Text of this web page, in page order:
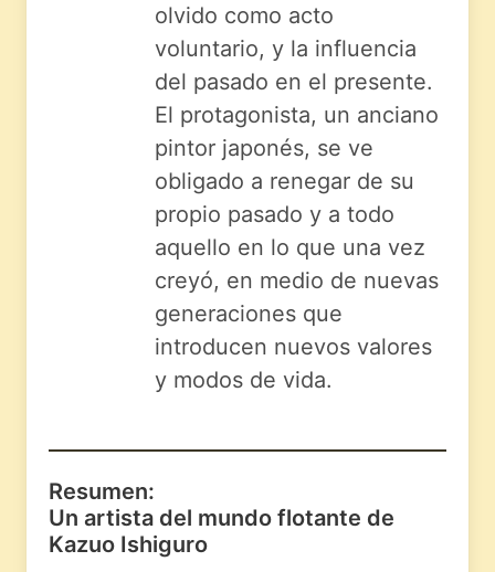
olvido como acto
voluntario, y la influencia
del pasado en el presente.
El protagonista, un anciano
pintor japonés, se ve
obligado a renegar de su
propio pasado y a todo
aquello en lo que una vez
creyó, en medio de nuevas
generaciones que
introducen nuevos valores
y modos de vida.
Resumen:
Un artista del mundo flotante de
Kazuo Ishiguro